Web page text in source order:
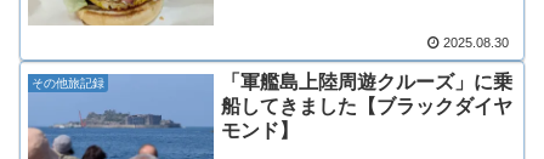
2025.08.30
その他旅記録
「軍艦島上陸周遊クルーズ」に乗
船してきました【ブラックダイヤ
モンド】